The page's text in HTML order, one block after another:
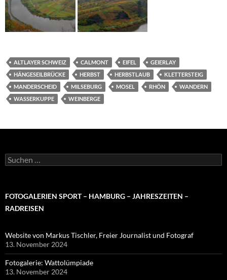
ALTLAYER SCHWEIZ CALMONT EIFEL
GEIERLAY
HÄNGESEILBRÜCKE
HERBST HERBSTLAUB
KLETTERSTEIG
MANDERSCHEID
MILSEBURG MOSEL RHÖN
WANDERN
WASSERKUPPE
WEINBERGE
Suchen
nach:
FOTOGALERIEN SPORT – HAMBURG – JAHRESZEITEN –
RADREISEN
Website von Markus Tischler, Freier Journalist und Fotograf
13. November 2024
Fotogalerie: Wattolümpiade
13. November 2024